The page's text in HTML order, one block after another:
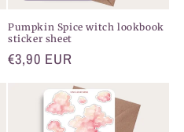
Pumpkin Spice witch lookbook
sticker sheet
Normaler
€3,90 EUR